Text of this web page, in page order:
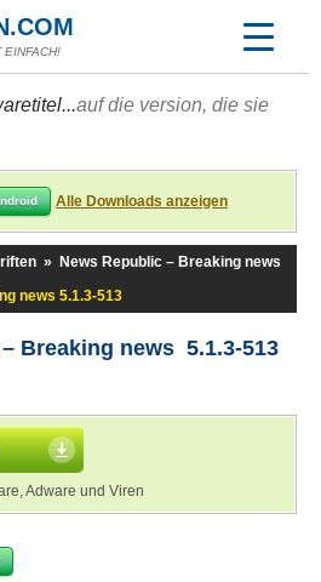
EINFACH!
auf die version, die sie
Alle Downloads anzeigen
»
News Republic – Breaking news
news 5.1.3-513
Breaking news 5.1.3-513
Adware und Viren